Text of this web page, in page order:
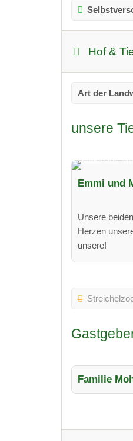
Hof &
Art der
unsere
Emmi und
Unsere
Herzen
unsere!
Familie